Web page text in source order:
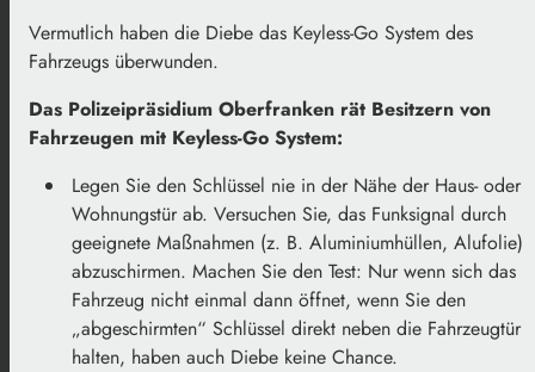
Vermutlich haben die Diebe das Keyless-Go System des
Fahrzeugs überwunden.
Das Polizeipräsidium Oberfranken rät Besitzern von
Fahrzeugen mit Keyless-Go System:
Legen Sie den Schlüssel nie in der Nähe der Haus- oder
Wohnungstür ab. Versuchen Sie, das Funksignal durch
geeignete Maßnahmen (z. B. Aluminiumhüllen, Alufolie)
abzuschirmen. Machen Sie den Test: Nur wenn sich das
Fahrzeug nicht einmal dann öffnet, wenn Sie den
„abgeschirmten“ Schlüssel direkt neben die Fahrzeugtür
halten, haben auch Diebe keine Chance.